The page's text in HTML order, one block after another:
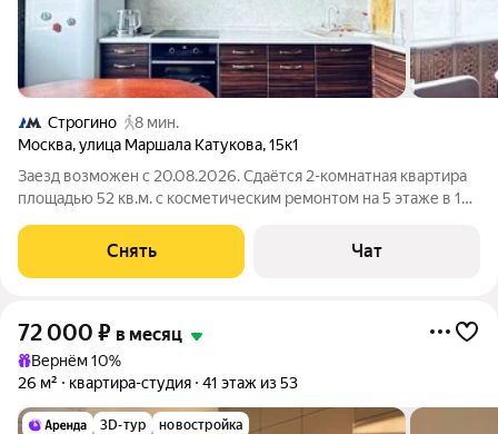
Строгино
8 мин.
Москва,улица Маршала Катукова,15к1
Заезд возможен с 20.08.2026. Сдаётся 2-комнатная квартира
площадью 52 кв.м. с косметическим ремонтом на 5 этаже в 16-
блочный, окна
Снять Чат
72 000 ₽ в месяц
Вернём 10%
26 м²
квартира-студия 41 этаж из 53
3D-тур новостройка